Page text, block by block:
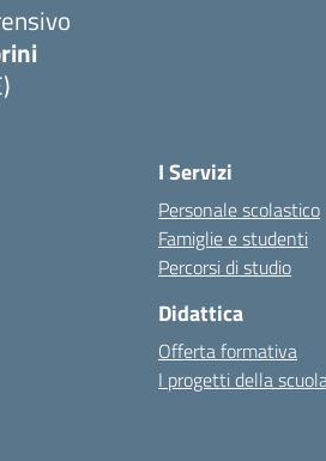
I Servizi
Personale scolastico
Famiglie e studenti
Percorsi di studio
Didattica
Offerta formativa
I progetti della